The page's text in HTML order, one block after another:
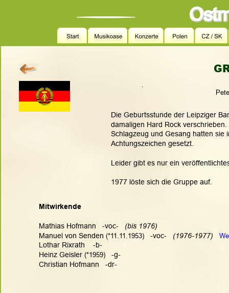
.
Die Geburtsstunde der Leipziger
damaligen Hard Rock
Schlagzeug und Gesang hatten
Achtungszeichen gesetzt.
Leider gibt es nur ein
1977 löste sich die Gruppe auf.
Mitwirkende
Mathias Hofmann   -voc- (bis 1976)
Manuel von Senden (*11.11.1953)
   -voc-
(1976-1977)
Lothar Rixrath    -b-
Heinz Geisler (*1959)
   -g-
Christian Hofmann   -dr-